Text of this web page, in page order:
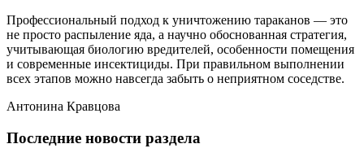
Профессиональный подход к уничтожению тараканов — это
не просто распыление яда, а научно обоснованная стратегия,
учитывающая биологию вредителей, особенности помещения
и современные инсектициды. При правильном выполнении
всех этапов можно навсегда забыть о неприятном соседстве.
Антонина Кравцова
Последние новости раздела